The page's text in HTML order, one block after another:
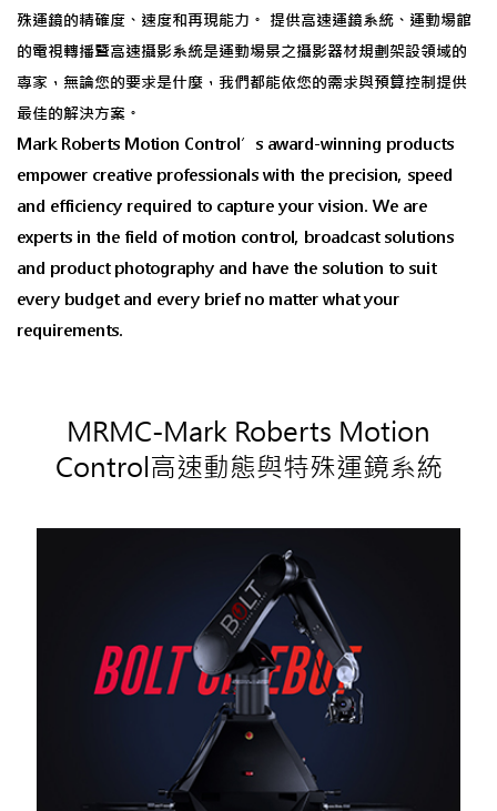
殊運鏡的精確度、速度和再現能力。 提供高速運鏡系統、運動場館
的電視轉播曁高速攝影系統是運動場景之攝影器材規劃架設領域的
專家，無論您的要求是什麼，我們都能依您的需求與預算控制提供
最佳的解決方案。
Mark Roberts Motion Control’s award-winning products
empower creative professionals with the precision, speed
and efficiency required to capture your vision. We are
experts in the field of motion control, broadcast solutions
and product photography and have the solution to suit
every budget and every brief no matter what your
requirements.
MRMC-Mark Roberts Motion
Control高速動態與特殊運鏡系統